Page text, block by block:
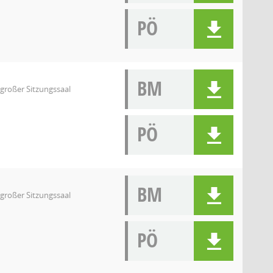
PÖ
Sitzungssaal
BM
PÖ
Sitzungssaal
BM
PÖ